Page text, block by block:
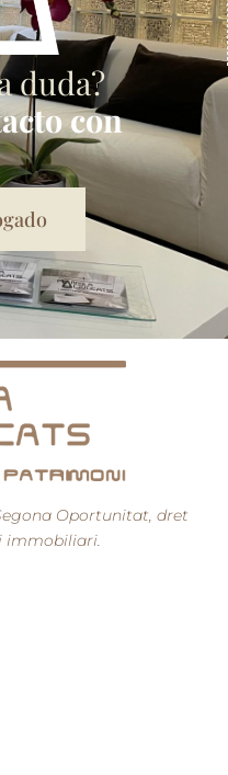
duda?
con
Oportunitat, dret
immobiliari.